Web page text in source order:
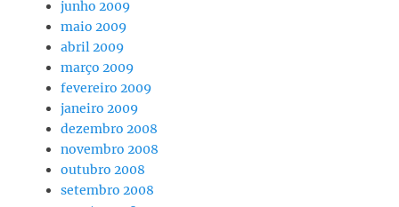
junho 2009
maio 2009
abril 2009
março 2009
fevereiro 2009
janeiro 2009
dezembro 2008
novembro 2008
outubro 2008
setembro 2008